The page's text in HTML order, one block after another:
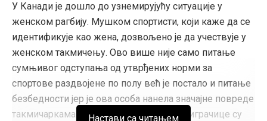
У Канади је дошло до узнемирујућу ситуације у
женском рагбију. Мушком спортисти, који каже да се
идентификује као жена, дозвољено је да учествује у
женском такмичењу. Ово више није само питање
сумњивог одступања од утврђених норми за
спортове раздвојене по полу већ је постало и питање
безбедности јер је ова особа нанела значајне повреде
такмичаркама. Последњих недеља три играчице су
Настави са читањем